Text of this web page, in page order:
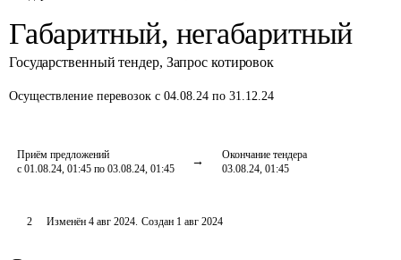
Габаритный, негабаритный
Государственный тендер, Запрос котировок
Осуществление перевозок с 04.08.24 по 31.12.24
Приём предложений
с 01.08.24, 01:45 по 03.08.24, 01:45
Окончание тендера
03.08.24, 01:45
2 Изменён 4 авг 2024. Создан 1 авг 2024